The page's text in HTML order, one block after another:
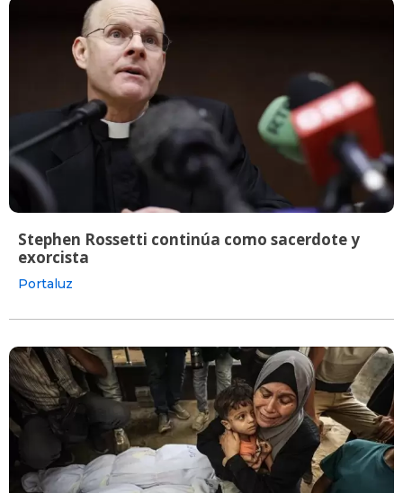
Stephen Rossetti continúa como sacerdote y
exorcista
Portaluz